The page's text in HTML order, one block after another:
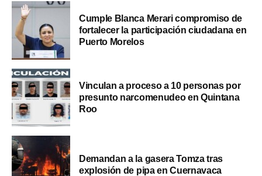
Cumple Blanca Merari compromiso de
fortalecer la participación ciudadana en
Puerto Morelos
Vinculan a proceso a 10 personas por
presunto narcomenudeo en Quintana
Roo
Demandan a la gasera Tomza tras
explosión de pipa en Cuernavaca